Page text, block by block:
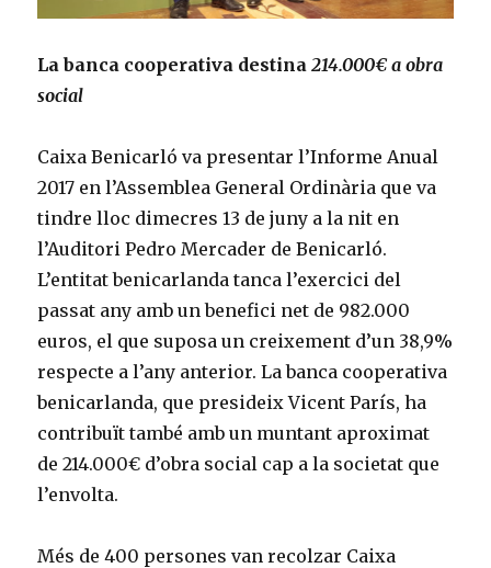
La banca cooperativa destina214.000€ a obra
social
Caixa Benicarló va presentar l’Informe Anual
2017 en l’Assemblea General Ordinària que va
tindre lloc dimecres 13 de juny a la nit en
l’Auditori Pedro Mercader de Benicarló.
L’entitat benicarlanda tanca l’exercici del
passat any amb un benefici net de 982.000
euros, el que suposa un creixement d’un 38,9%
respecte a l’any anterior. La banca cooperativa
benicarlanda, que presideix Vicent París, ha
contribuït també amb un muntant aproximat
de 214.000€ d’obra social cap a la societat que
l’envolta.
Més de 400 persones van recolzar Caixa